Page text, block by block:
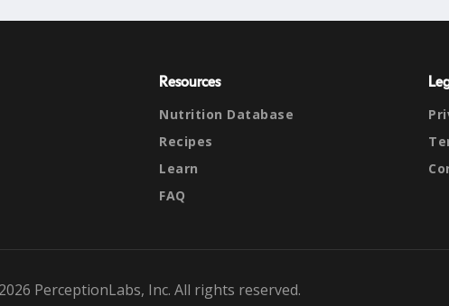
Resources
Nutrition Database
Recipes
Learn
FAQ
PerceptionLabs, Inc. All rights reserved.